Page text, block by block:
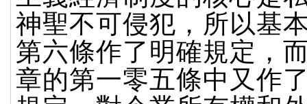
神聖不可侵犯，所以基
第六條作了明確規定，
章的第一零五條中又作